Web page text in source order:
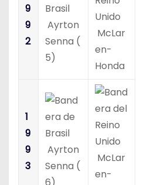
9
9
2
Ayrton
Senna (
5)
McLar
en-
Honda
1
9
9
3
Ayrton
Senna (
McLar
en-